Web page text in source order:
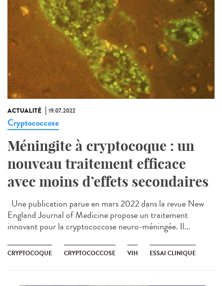
ACTUALITÉ 19.07.2022
Cryptococcose
Méningite à cryptocoque : un
nouveau traitement efficace
avec moins d’effets secondaires
Une publication parue en mars 2022 dans la revue New
England Journal of Medicine propose un traitement
innovant pour la cryptococcose neuro-méningée. Il...
CRYPTOCOQUE CRYPTOCOCCOSE VIH ESSAI CLINIQUE